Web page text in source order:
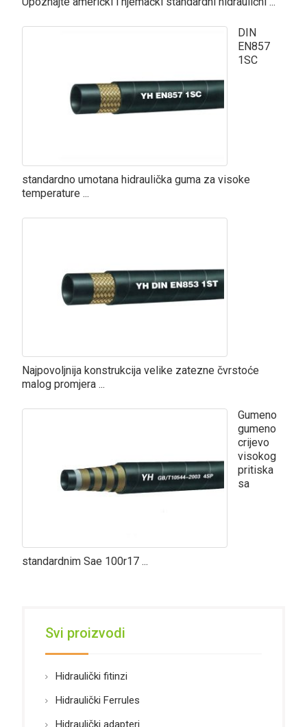
DIN
EN857
1SC
standardno umotana hidraulička guma za visoke
temperature ...
Najpovoljnija konstrukcija velike zatezne čvrstoće
malog promjera ...
Gumeno
gumeno
crijevo
visokog
pritiska
sa
standardnim Sae 100r17 ...
Svi proizvodi
Hidraulički fitinzi
Hidraulički Ferrules
Hidraulički adapteri